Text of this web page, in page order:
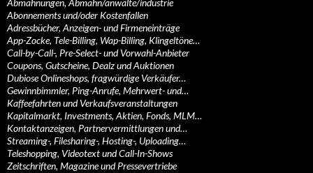
Abmahnungen, Abmahn/anwälte/industrie
Abonnements und/oder Kostenfallen
Adressbücher, Anzeigen- und Firmeneinträge
App-Zocke, Tele-Billing, Wap-Billing, Klingeltöne…
Call-by-Call-, Pre-Select- und Vorwahl-Anbieter
Coupons, Gutscheine, Dealz und Auktionen
Dubiose Onlineshops, fragwürdige Verkäufer…
Gewinnbimmler, Ping-Anrufe, Mehrwert- und…
Kaffeefahrten und Verkaufsveranstaltungen
Kapitalmarkt, Investments, Aktien, Fonds, MLM…
Kontaktanzeigen, Partnervermittlungen und…
Streaming-, Filesharing-, Hosting-, Uploading…
Teleshopping, Videotext und Call-In-Shows
Zeitschriften, Magazine und Pressevertriebe